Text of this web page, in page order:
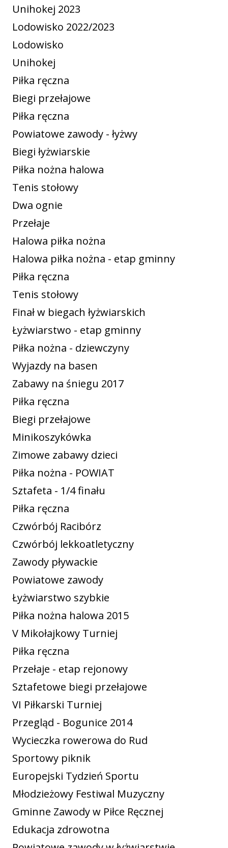
Unihokej 2023
Lodowisko 2022/2023
Lodowisko
Unihokej
Piłka ręczna
Biegi przełajowe
Piłka ręczna
Powiatowe zawody - łyżwy
Biegi łyżwiarskie
Piłka nożna halowa
Tenis stołowy
Dwa ognie
Przełaje
Halowa piłka nożna
Halowa piłka nożna - etap gminny
Piłka ręczna
Tenis stołowy
Finał w biegach łyżwiarskich
Łyżwiarstwo - etap gminny
Piłka nożna - dziewczyny
Wyjazdy na basen
Zabawy na śniegu 2017
Piłka ręczna
Biegi przełajowe
Minikoszykówka
Zimowe zabawy dzieci
Piłka nożna - POWIAT
Sztafeta - 1/4 finału
Piłka ręczna
Czwórbój Racibórz
Czwórbój lekkoatletyczny
Zawody pływackie
Powiatowe zawody
Łyżwiarstwo szybkie
Piłka nożna halowa 2015
V Mikołajkowy Turniej
Piłka ręczna
Przełaje - etap rejonowy
Sztafetowe biegi przełajowe
VI Piłkarski Turniej
Przegląd - Bogunice 2014
Wycieczka rowerowa do Rud
Sportowy piknik
Europejski Tydzień Sportu
Młodzieżowy Festiwal Muzyczny
Gminne Zawody w Piłce Ręcznej
Edukacja zdrowotna